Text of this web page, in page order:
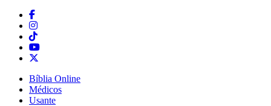
Bíblia Online
Médicos
Usante